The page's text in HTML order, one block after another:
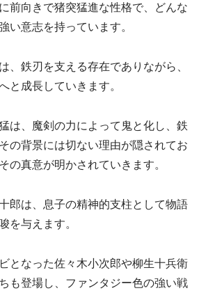
前向きで猪突猛進な性格で、どんな
い意志を持っています。
、鉄刃を支える存在でありながら、
と成長していきます。
は、魔剣の力によって鬼と化し、鉄
の背景には切ない理由が隠されてお
の真意が明かされていきます。
郎は、息子の精神的支柱として物語
を与えます。
となった佐々木小次郎や柳生十兵衛
も登場し、ファンタジー色の強い戦